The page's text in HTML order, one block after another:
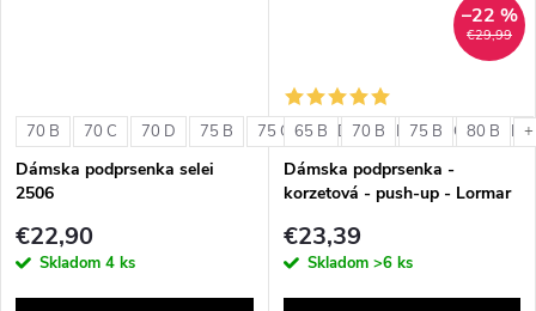
70 B 70 C 70 D 75 B 75 C 75 D 80 B 80 C 80 D
Dámska podprsenka selei
2506
€22,90
Skladom 4 ks
€29,99
–22 %
65 B 70 B 75 B 80 B
Dámska podprsenka -
korzetová - push-up - Lormar
€23,39
Skladom >6 ks